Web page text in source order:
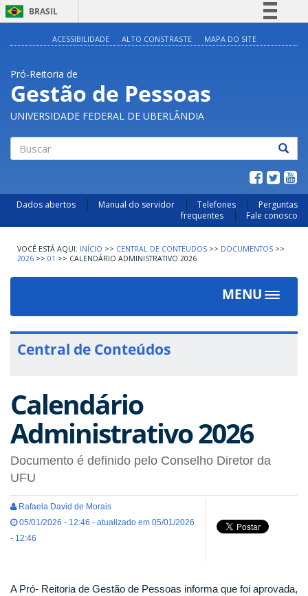
BRASIL
Acesso à informação
Legislação
Canais
ACESSIBILIDADE ALTO CONSTRASTE MAPA DO SITE
Pró-Reitoria de
Gestão de Pessoas
UNIVERSIDADE FEDERAL DE UBERLÂNDIA
Dados abertos Manual do servidor Telefones
Perguntas
frequentes
Fale conosco
INÍCIO >> CENTRAL DE CONTEUDOS >> DOCUMENTOS >>
2026 >> 01 >> CALENDÁRIO ADMINISTRATIVO 2026
MENU
Toggle
Central de Conteúdos
Calendário
Administrativo 2026
Documento é definido pelo Conselho Diretor da
UFU
Rafaela David de Morais
05/01/2026 - 12:46 - atualizado em 05/01/2026
- 12:46
A Pró- Reitoria de Gestão de Pessoas informa que foi aprovada,